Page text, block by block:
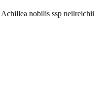
Achillea nobilis ssp neilreichii